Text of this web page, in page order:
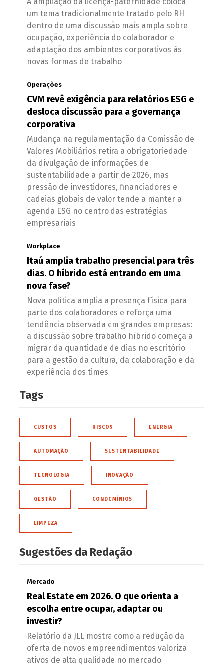
um tema tradicionalmente tratado pelo RH
dentro de uma discussão mais ampla sobre
ocupação, experiência do colaborador e
adaptação dos ambientes corporativos às
novas formas de trabalho
Operações
CVM revê exigência para relatórios ESG e
desloca discussão para a governança
corporativa
Mudança na regulamentação da Comissão de
Valores Mobiliários retira a obrigatoriedade
da divulgação de informações de
sustentabilidade a partir de 2026, mas
pressão de investidores, financiadores e
cadeias globais de valor tende a manter a
agenda ESG no centro das estratégias
empresariais
Workplace
Itaú amplia trabalho presencial para três
dias. O híbrido está entrando em uma
nova fase?
Nova política amplia a presença física para
parte dos colaboradores e reforça uma
tendência observada em grandes empresas:
a discussão sobre trabalho híbrido começa a
migrar da quantidade de dias no escritório
para a gestão da cultura, da colaboração e da
experiência dos times
Tags
CUSTOS RISCOS ENERGIA
AUTOMAÇÃO SUSTENTABILIDADE
TECNOLOGIA INOVAÇÃO
GESTÃO CONDOMÍNIOS
LIMPEZA
Sugestões da Redação
Mercado
Real Estate em 2026. O que orienta a
escolha entre ocupar, adaptar ou
investir?
Relatório da JLL mostra como a redução da
oferta de novos empreendimentos valoriza
ativos de alta qualidade no mercado